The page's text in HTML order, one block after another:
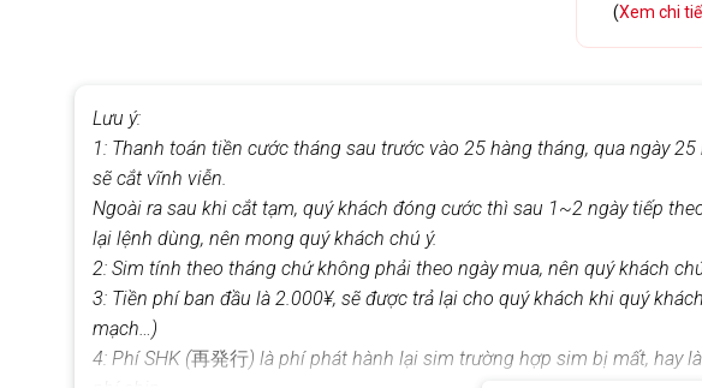
(Xem chi
Lưu ý:
1: Thanh toán tiền cước tháng sau trước vào 25 hàng tháng, qua ngày
sẽ cắt vĩnh viễn.
Ngoài ra sau khi cắt tạm, quý khách đóng cước thì sau 1~2 ngày tiếp
lại lệnh dùng, nên mong quý khách chú ý.
2: Sim tính theo tháng chứ không phải theo ngày mua, nên quý khách
3: Tiền phí ban đầu là 2.000¥, sẽ được trả lại cho quý khách khi quý
mạch…)
4: Phí SHK (再発行) là phí phát hành lại sim trường hợp sim bị mất, hay